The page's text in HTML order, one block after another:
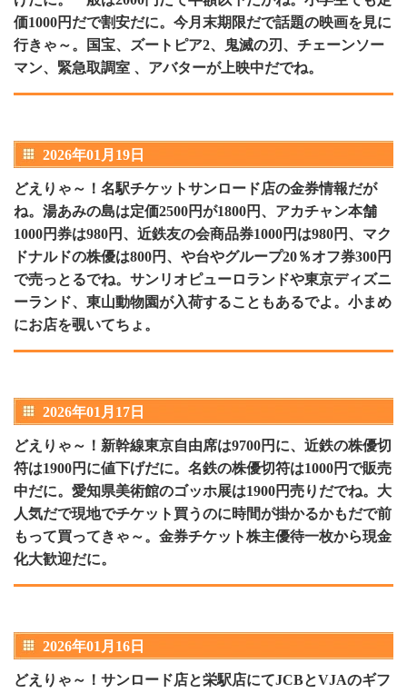
価1000円だで割安だに。今月末期限だで話題の映画を見に
行きゃ～。国宝、ズートピア2、鬼滅の刃、チェーンソー
マン、緊急取調室 、アバターが上映中だでね。
2026年01月19日
どえりゃ～！名駅チケットサンロード店の金券情報だが
ね。湯あみの島は定価2500円が1800円、アカチャン本舗
1000円券は980円、近鉄友の会商品券1000円は980円、マク
ドナルドの株優は800円、や台やグループ20％オフ券300円
で売っとるでね。サンリオピューロランドや東京ディズニ
ーランド、東山動物園が入荷することもあるでよ。小まめ
にお店を覗いてちょ。
2026年01月17日
どえりゃ～！新幹線東京自由席は9700円に、近鉄の株優切
符は1900円に値下げだに。名鉄の株優切符は1000円で販売
中だに。愛知県美術館のゴッホ展は1900円売りだでね。大
人気だで現地でチケット買うのに時間が掛かるかもだで前
もって買ってきゃ～。金券チケット株主優待一枚から現金
化大歓迎だに。
2026年01月16日
どえりゃ～！サンロード店と栄駅店にてJCBとVJAのギフ